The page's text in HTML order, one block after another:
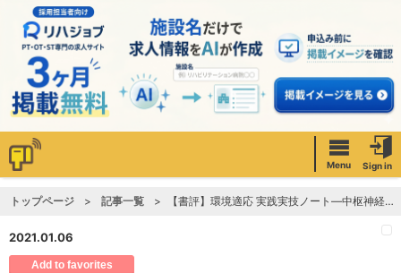
Menu Sign in
トップページ 記事一覧 【書評】環境適応 実践実技ノート―中枢神経系障害への知覚探索アプローチ
2021.01.06
Add to favorites